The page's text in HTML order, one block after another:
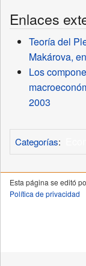
Enlaces
Teoría del
Makárova,
Los
2003
Categorías:
Esta página se editó
Política de privacidad